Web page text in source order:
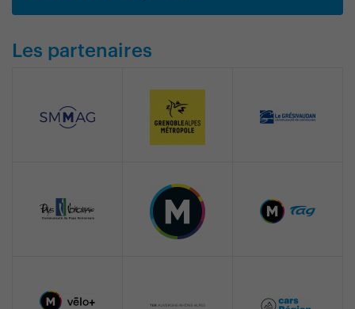
Les partenaires